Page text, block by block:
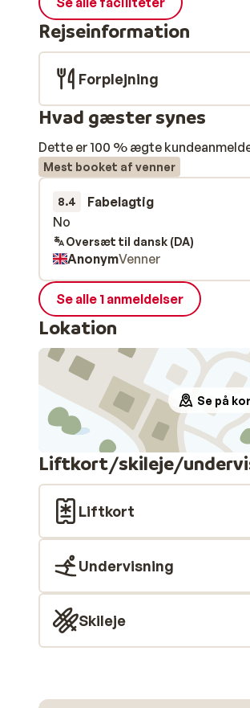
Rejseinformation
Forplejning
Hvad gæster synes
Dette er 100 % ægte
Mest booket af venner
8.4 Fabelagtig
No
No
Oversæt til dansk (DA)
AnonymVenner
Se alle 1 anmeldelser
Lokation
Se på
Liftkort/skileje/
Liftkort
Undervisning
Skileje